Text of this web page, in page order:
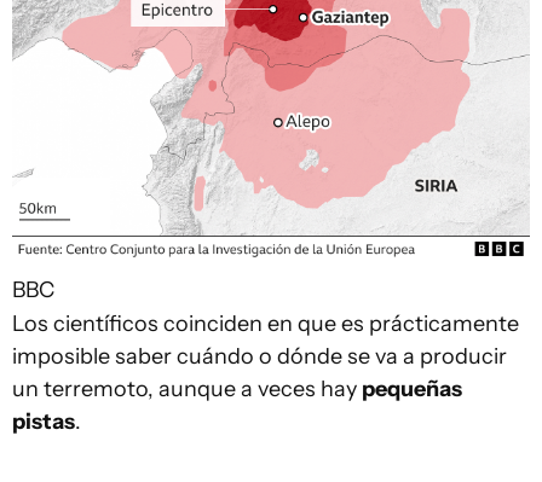
BBC
Los científicos coinciden en que es prácticamente
imposible saber cuándo o dónde se va a producir
un terremoto, aunque a veces hay pequeñas
pistas.